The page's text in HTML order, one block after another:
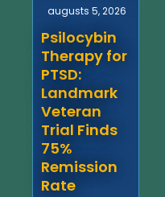
augusts 5, 2026
Psilocybin
Therapy for
PTSD:
Landmark
Veteran
Trial Finds
75%
Remission
Rate